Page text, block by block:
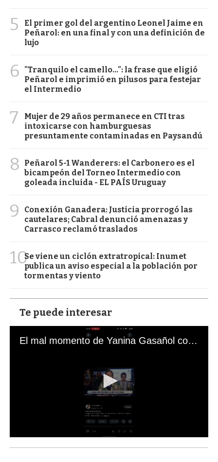
5
El primer gol del argentino Leonel Jaime en
Peñarol: en una final y con una definición de
lujo
6
"Tranquilo el camello...": la frase que eligió
Peñarol e imprimió en pilusos para festejar
el Intermedio
7
Mujer de 29 años permanece en CTI tras
intoxicarse con hamburguesas
presuntamente contaminadas en Paysandú
8
Peñarol 5-1 Wanderers: el Carbonero es el
bicampeón del Torneo Intermedio con
goleada incluida - EL PAÍS Uruguay
9
Conexión Ganadera: Justicia prorrogó las
cautelares; Cabral denunció amenazas y
Carrasco reclamó traslados
10Se viene un ciclón extratropical: Inumet
publica un aviso especial a la población por
tormentas y viento
Te puede interesar
El mal momento de Yanina Gasañol con un hincha argentino en "Subrayado"
s